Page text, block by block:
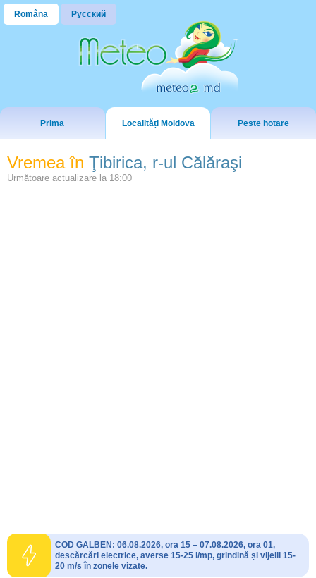
Româna Русский
Prima Localități Moldova Peste hotare
Vremea în Ţibirica, r-ul Călăraşi
Următoare actualizare la 18:00
COD GALBEN: 06.08.2026, ora 15 – 07.08.2026, ora 01,
descărcări electrice, averse 15-25 l/mp, grindină și vijelii 15-
20 m/s în zonele vizate.